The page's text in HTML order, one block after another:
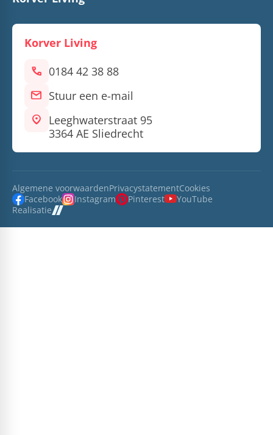
Korver Living
call 0184 42 38 88
mail Stuur een e-mail
location_on Leeghwaterstraat 95
3364 AE Sliedrecht
Algemene voorwaardenPrivacystatementCookies
Facebook
Instagram Pinterest
YouTube
Realisatie